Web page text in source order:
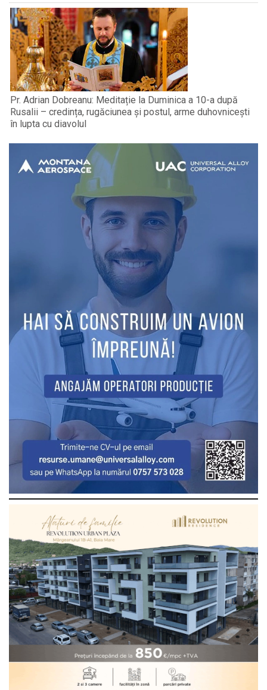
Pr. Adrian Dobreanu: Meditație la Duminica a 10-a după
Rusalii – credința, rugăciunea și postul, arme duhovnicești
în lupta cu diavolul